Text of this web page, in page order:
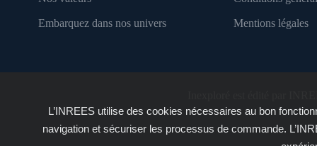
Embarquez dans nos univers Mentions légales
L’INREES utilise des cookies nécessaires au bon
navigation et sécuriser les processus de commande.